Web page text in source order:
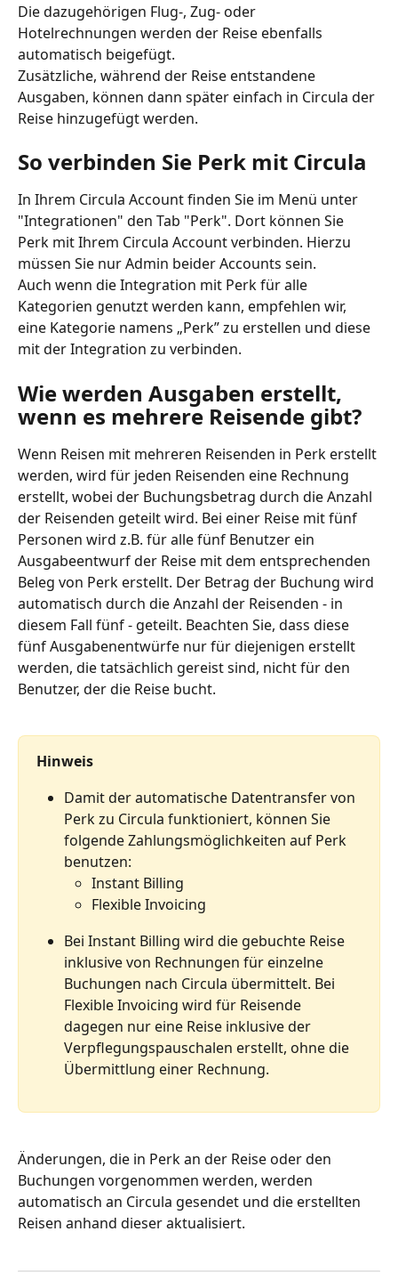
Die dazugehörigen Flug-, Zug- oder
Hotelrechnungen werden der Reise ebenfalls
automatisch beigefügt.
Zusätzliche, während der Reise entstandene
Ausgaben, können dann später einfach in Circula der
Reise hinzugefügt werden.
So verbinden Sie Perk mit Circula
In Ihrem Circula Account finden Sie im Menü unter
"Integrationen" den Tab "Perk". Dort können Sie
Perk mit Ihrem Circula Account verbinden. Hierzu
müssen Sie nur Admin beider Accounts sein.
Auch wenn die Integration mit Perk für alle
Kategorien genutzt werden kann, empfehlen wir,
eine Kategorie namens „Perk” zu erstellen und diese
mit der Integration zu verbinden.
Wie werden Ausgaben erstellt,
wenn es mehrere Reisende gibt?
Wenn Reisen mit mehreren Reisenden in Perk erstellt
werden, wird für jeden Reisenden eine Rechnung
erstellt, wobei der Buchungsbetrag durch die Anzahl
der Reisenden geteilt wird. Bei einer Reise mit fünf
Personen wird z.B. für alle fünf Benutzer ein
Ausgabeentwurf der Reise mit dem entsprechenden
Beleg von Perk erstellt. Der Betrag der Buchung wird
automatisch durch die Anzahl der Reisenden - in
diesem Fall fünf - geteilt. Beachten Sie, dass diese
fünf Ausgabenentwürfe nur für diejenigen erstellt
werden, die tatsächlich gereist sind, nicht für den
Benutzer, der die Reise bucht.
Hinweis
Damit der automatische Datentransfer von
Perk zu Circula funktioniert, können Sie
folgende Zahlungsmöglichkeiten auf Perk
benutzen:
Instant Billing
Flexible Invoicing
Bei Instant Billing wird die gebuchte Reise
inklusive von Rechnungen für einzelne
Buchungen nach Circula übermittelt. Bei
Flexible Invoicing wird für Reisende
dagegen nur eine Reise inklusive der
Verpflegungspauschalen erstellt, ohne die
Übermittlung einer Rechnung.
Änderungen, die in Perk an der Reise oder den
Buchungen vorgenommen werden, werden
automatisch an Circula gesendet und die erstellten
Reisen anhand dieser aktualisiert.